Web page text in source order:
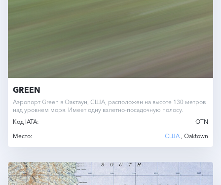
GREEN
Аэропорт Green в Оактаун, США, расположен на высоте 130 метров
над уровнем моря. Имеет одну взлетно-посадочную полосу.
Код IATA:
OTN
Место:
США , Oaktown